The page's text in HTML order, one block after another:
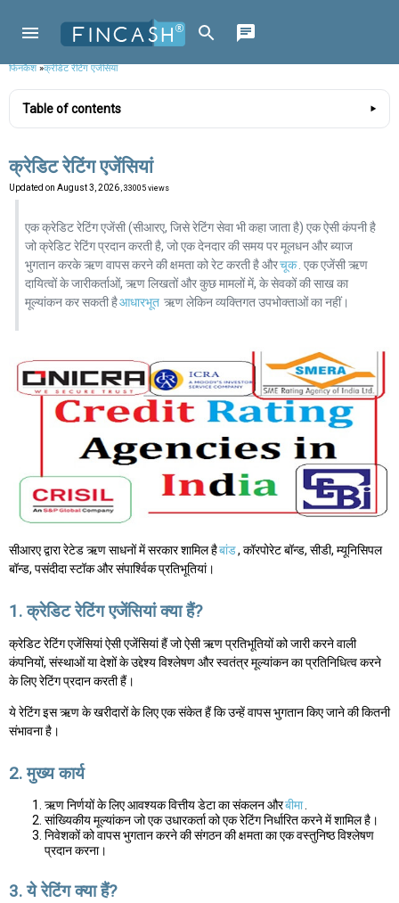
फिनकैश»क्रेडिट रेटिंग एजेंसियां
Table of contents
क्रेडिट रेटिंग एजेंसियां
Updated on August 3, 2026 , 33005 views
एक क्रेडिट रेटिंग एजेंसी (सीआरए, जिसे रेटिंग सेवा भी कहा जाता है) एक ऐसी कंपनी है
जो क्रेडिट रेटिंग प्रदान करती है, जो एक देनदार की समय पर मूलधन और ब्याज
भुगतान करके ऋण वापस करने की क्षमता को रेट करती है औरचूक . एक एजेंसी ऋण
दायित्वों के जारीकर्ताओं, ऋण लिखतों और कुछ मामलों में, के सेवकों की साख का
मूल्यांकन कर सकती हैआधारभूत ऋण लेकिन व्यक्तिगत उपभोक्ताओं का नहीं।
सीआरए द्वारा रेटेड ऋण साधनों में सरकार शामिल हैबांड, कॉरपोरेट बॉन्ड, सीडी, म्यूनिसिपल
बॉन्ड, पसंदीदा स्टॉक और संपार्श्विक प्रतिभूतियां।
1. क्रेडिट रेटिंग एजेंसियां क्या हैं?
क्रेडिट रेटिंग एजेंसियां ऐसी एजेंसियां हैं जो ऐसी ऋण प्रतिभूतियों को जारी करने वाली
कंपनियों, संस्थाओं या देशों के उद्देश्य विश्लेषण और स्वतंत्र मूल्यांकन का प्रतिनिधित्व करने
के लिए रेटिंग प्रदान करती हैं।
ये रेटिंग इस ऋण के खरीदारों के लिए एक संकेत हैं कि उन्हें वापस भुगतान किए जाने की कितनी
संभावना है।
2. मुख्य कार्य
ऋण निर्णयों के लिए आवश्यक वित्तीय डेटा का संकलन औरबीमा
सांख्यिकीय मूल्यांकन जो एक उधारकर्ता को एक रेटिंग निर्धारित करने में शामिल है।
निवेशकों को वापस भुगतान करने की संगठन की क्षमता का एक वस्तुनिष्ठ विश्लेषण
प्रदान करना।
3. ये रेटिंग क्या हैं?